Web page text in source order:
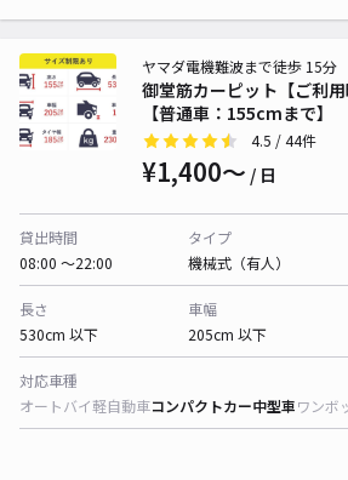
御堂筋カーピット【ご利用
【普通車：155cmまで】
ヤマダ電機難波まで徒歩 15分
4.5 / 44件
¥1,400〜 / 日
貸出時間
08:00 〜22:00
タイプ
機械式（有人）
長さ
530cm 以下
車幅
205cm 以下
対応車種
オートバイ軽自動車コンパクトカー中型車ワンボ